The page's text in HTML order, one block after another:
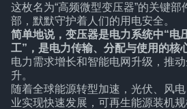
这枚名为“高频微型变压器”的关键
部，默默守护着人们的用电安全。
简单地说，变压器是电力系统中“电
工”，是电力传输、分配与使用的核
电力需求增长和智能电网升级，推
升。
随着全球能源转型加速，光伏、风
业实现快速发展，可再生能源装机规